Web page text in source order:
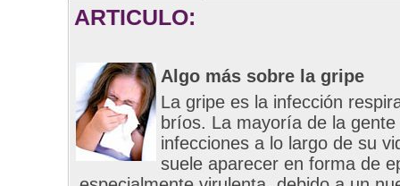
ARTICULO:
Algo más sobre la gripe
La gripe es la infección
bríos. La mayoría de la
infecciones a lo largo de su
suele aparecer en forma de